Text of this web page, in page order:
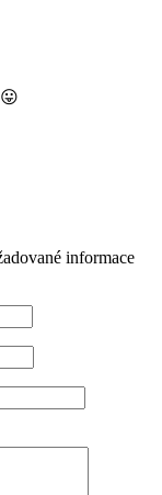
informace